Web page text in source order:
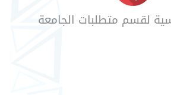
لقسم متطلبات الجامعة